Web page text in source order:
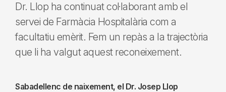
Dr. Llop ha continuat col·laborant amb el
servei de Farmàcia Hospitalària com a
facultatiu emèrit. Fem un repàs a la trajectòria
que li ha valgut aquest reconeixement.
Sabadellenc de naixement, el Dr. Josep Llop